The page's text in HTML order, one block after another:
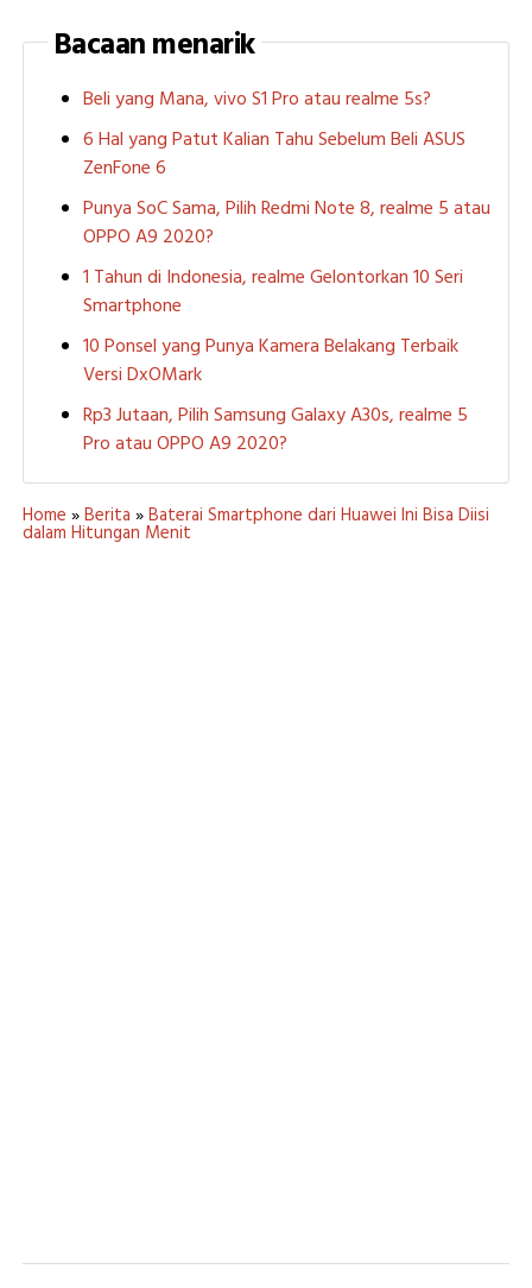
Bacaan menarik
Beli yang Mana, vivo S1 Pro atau realme 5s?
6 Hal yang Patut Kalian Tahu Sebelum Beli ASUS
ZenFone 6
Punya SoC Sama, Pilih Redmi Note 8, realme 5 atau
OPPO A9 2020?
1 Tahun di Indonesia, realme Gelontorkan 10 Seri
Smartphone
10 Ponsel yang Punya Kamera Belakang Terbaik
Versi DxOMark
Rp3 Jutaan, Pilih Samsung Galaxy A30s, realme 5
Pro atau OPPO A9 2020?
Home »Berita »Baterai Smartphone dari Huawei Ini Bisa Diisi
dalam Hitungan Menit